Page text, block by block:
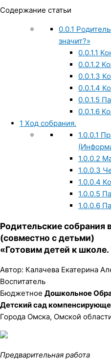
Содержание статьи
0.0.1
значит?»
0.0.1.1
0.0.1.2
0.0.1.3
0.0.1.4
0.0.1.5
0.0.1.6
1 Ход собрания.
1.0.0.1
1.0.0.2
1.0.0.3
1.0.0.4
1.0.0.5
1.0.0.6
Родительские собрания
(совместно с детьми)
«Готовим детей к школе.
Автор: Калачева Екатерина
Воспитатель
Бюджетное Дошкольное
Детский сад
Города Омска, Омской
Предварительная работа